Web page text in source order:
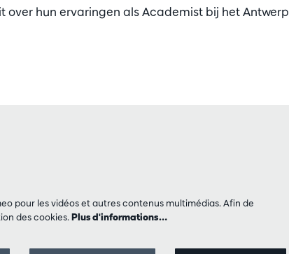
over hun ervaringen als Academist bij het Antwerp
pour les vidéos et autres contenus multimédias. Afin de
des cookies. Plus d'informations…